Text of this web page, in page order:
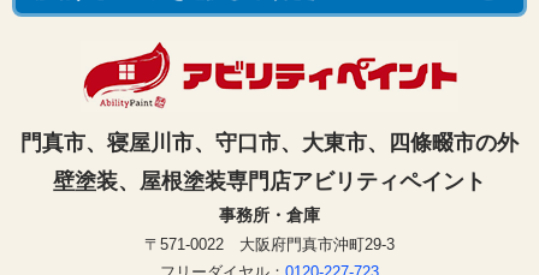
門真市、寝屋川市、守口市、大東市、四條畷市の外
壁塗装、屋根塗装専門店アビリティペイント
事務所・倉庫
〒571-0022 大阪府門真市沖町29-3